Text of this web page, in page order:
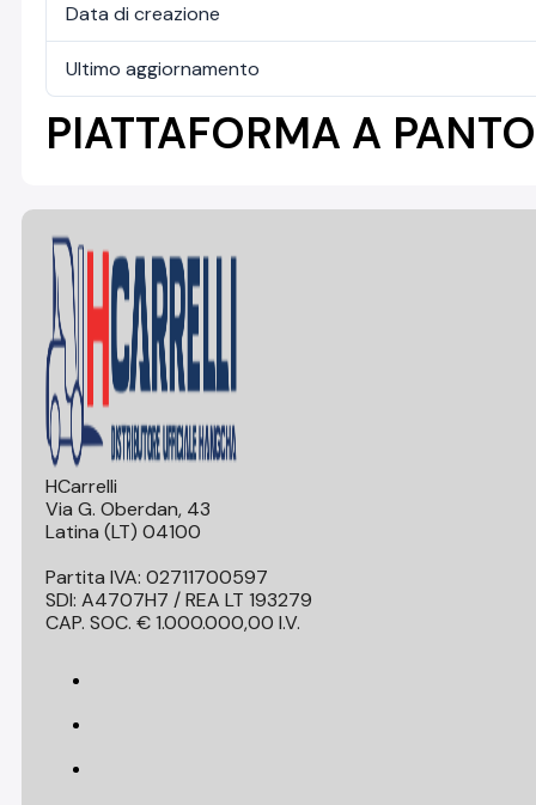
Data di creazione
Ultimo aggiornamento
PIATTAFORMA A
HCarrelli
Via G. Oberdan, 43
Latina (LT) 04100
Partita IVA: 02711700597
SDI: A4707H7 / REA LT 193279
CAP. SOC. € 1.000.000,00 I.V.